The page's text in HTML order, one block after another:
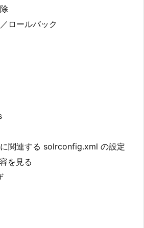
ロールバック
関連する solrconfig.xml の設定
を見る